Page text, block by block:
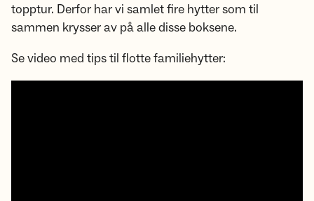
topptur. Derfor har vi samlet fire hytter som til
sammen krysser av på alle disse boksene.
Se video med tips til flotte familiehytter: